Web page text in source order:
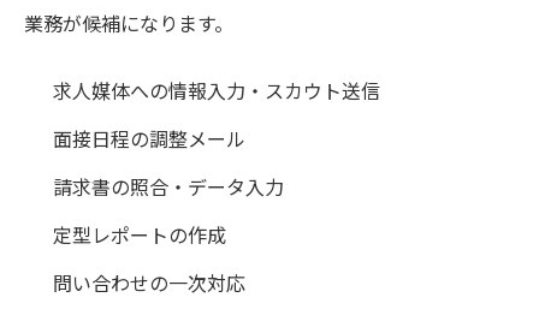
業務が候補になります。
求人媒体への情報入力・スカウト送信
面接日程の調整メール
請求書の照合・データ入力
定型レポートの作成
問い合わせの一次対応